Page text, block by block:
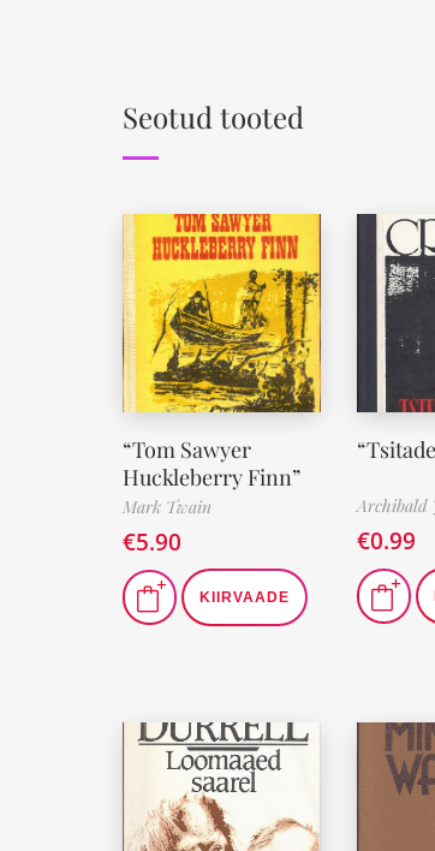
Seotud tooted
“Tom Sawyer
Huckleberry Finn”
Mark Twain
€5.90
KIIRVAADE
Archibald
€0.99